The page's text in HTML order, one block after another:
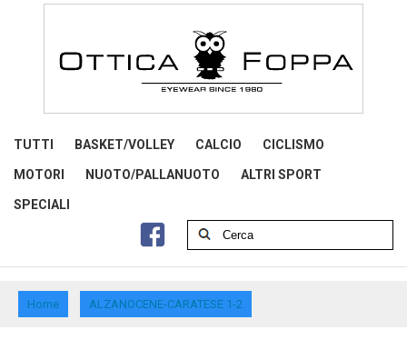
TUTTI BASKET/VOLLEY CALCIO CICLISMO
MOTORI NUOTO/PALLANUOTO ALTRI SPORT
SPECIALI
Home ALZANOCENE-CARATESE 1-2